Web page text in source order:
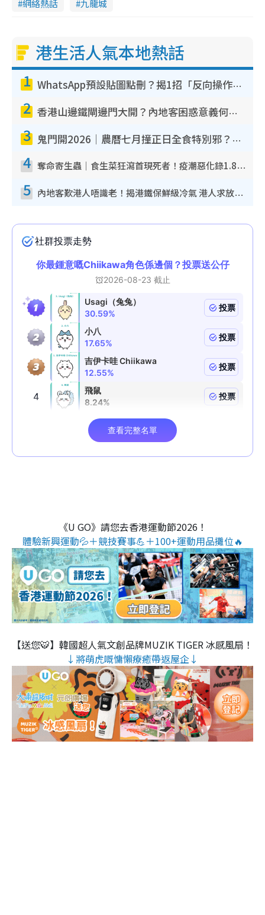
網絡熱話 九龍城
港生活人氣本地熱話
1 WhatsApp預設貼圖點刪？揭1招「反向操作」還原簡潔介面 附3步實測教學
2 香港山邊鐵閘邊門大開？內地客困惑意義何在！網民神回覆：呢種叫法理性防禦
3 鬼門開2026｜農曆七月撞正日全食特別邪？專家警告切忌做一事！揭4大禁忌+2招保平安
4 奪命寄生蟲｜食生菜狂瀉首現死者！疫潮惡化錄1.8萬宗病例 揭洗菜3大謬誤
5 內地客歎港人唔識老！揭港鐵保鮮級冷氣 港人求放過：咪投訴
《U GO》請您去香港運動節2026！
體驗新興運動💦＋競技賽事💪＋100+運動用品攤位🔥
【送您🐯】韓國超人氣文創品牌MUZIK TIGER 冰感風扇！
↓將萌虎嘅慵懶療癒帶返屋企↓